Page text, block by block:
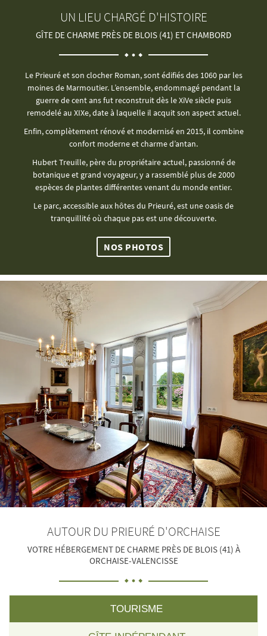
UN LIEU CHARGÉ D'HISTOIRE
GÎTE DE CHARME PRÈS DE BLOIS (41) ET CHAMBORD
Le Prieuré et son clocher Roman, sont édifiés des 1060 par les
moines de Marmoutier. L’ensemble, endommagé pendant la
guerre de cent ans fut reconstruit dès le XiVe siècle puis
remodelé au XIXe, date à laquelle il acquit son aspect actuel.
Enfin, complètement rénové et modernisé en 2015, il combine
confort moderne et charme d’antan.
Hubert Treuille, père du propriétaire actuel, passionné de
botanique et grand voyageur, y a rassemblé plus de 2000
espèces de plantes différentes venant du monde entier.
Le parc, accessible aux hôtes du Prieuré, est une oasis de
tranquillité où chaque pas est une découverte.
NOS PHOTOS
AUTOUR DU PRIEURÉ D'ORCHAISE
VOTRE HÉBERGEMENT DE CHARME PRÈS DE BLOIS (41) À
ORCHAISE-VALENCISSE
TOURISME